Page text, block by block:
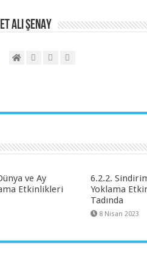
Ali ŞENAY
ve Ay
Etkinlikleri
6.2.2.
Yoklama
Tadında
8 Nisan 2023